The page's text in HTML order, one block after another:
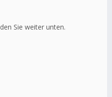
Sie weiter unten.